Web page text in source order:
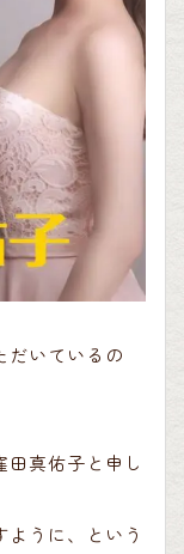
だいているの
田真佑子と申し
うに、という